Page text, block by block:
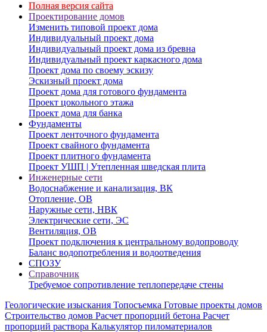
Полная версия сайта
Проектирование домов
Изменить типовой проект дома
Индивидуальный проект дома
Индивидуальный проект дома из бревна
Индивидуальный проект каркасного дома
Проект дома по своему эскизу
Эскизный проект дома
Проект дома для готового фундамента
Проект цокольного этажа
Проект дома для банка
Фундаменты
Проект ленточного фундамента
Проект свайного фундамента
Проект плитного фундамента
Проект УШП | Утепленная шведская плита
Инженерные сети
Водоснабжение и канализация, ВК
Отопление, ОВ
Наружные сети, НВК
Электрические сети, ЭС
Вентиляция, ОВ
Проект подключения к центральному водопроводу
Баланс водопотребления и водоотведения
СПОЗУ
Справочник
Требуемое сопротивление теплопередаче стены
Геологические изыскания Топосъемка Готовые проекты домов
Строительство домов Расчет пропорций бетона Расчет
пропорций раствора Калькулятор пиломатериалов